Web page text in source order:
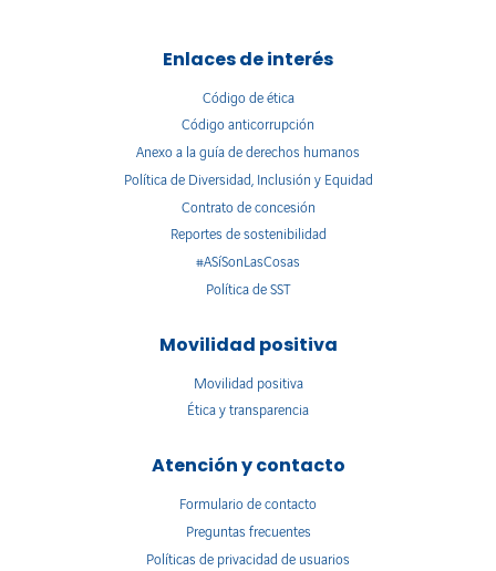
Enlaces de interés
Código de ética
Código anticorrupción
Anexo a la guía de derechos humanos
Política de Diversidad, Inclusión y Equidad
Contrato de concesión
Reportes de sostenibilidad
#ASíSonLasCosas
Política de SST
Movilidad positiva
Movilidad positiva
Ética y transparencia
Atención y contacto
Formulario de contacto
Preguntas frecuentes
Políticas de privacidad de usuarios